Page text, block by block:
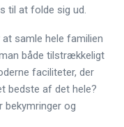
til at folde sig ud.
samle hele familien
både tilstrækkeligt
faciliteter, der
bedste af det hele?
bekymringer og